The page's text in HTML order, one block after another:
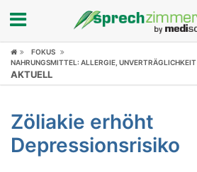
Fokus
Symptome
Untersuchungen
FOKUS
NAHRUNGSMITTEL: ALLERGIE, UNVERTRÄGLICHKEIT
AKTUELL
Zöliakie erhöht
Depressionsrisiko